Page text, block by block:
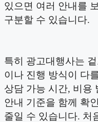
있으면 여러 안내를
구분할 수 있습니다.
특히 광고대행사는
이나 진행 방식이 다
상담 가능 시간, 비용
안내 기준을 함께 확
줄일 수 있습니다. 처